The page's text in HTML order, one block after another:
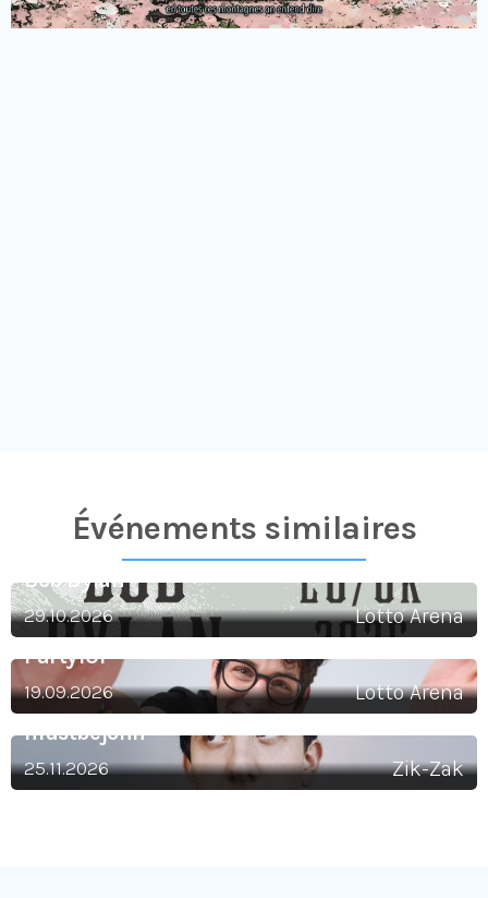
Événements similaires​
Bob Dylan
29.10.2026
Lotto Arena
Party101
19.09.2026
Lotto Arena
mustbejohn
25.11.2026 Zik-Zak